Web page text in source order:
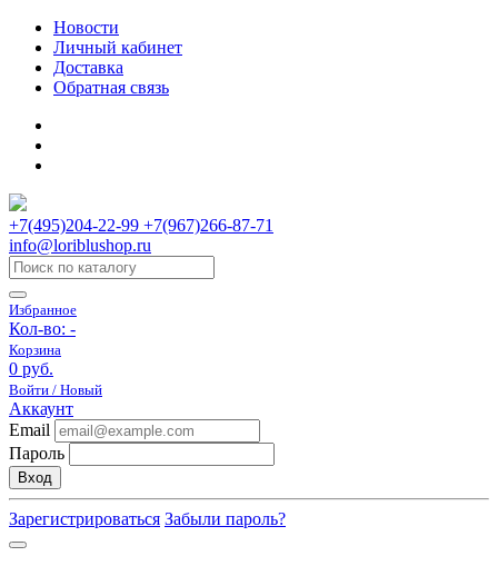
Новости
Личный кабинет
Доставка
Обратная связь
+7(495)204-22-99 +7(967)266-87-71
info@loriblushop.ru
Избранное
Кол-во: -
Корзина
0 руб.
Войти / Новый
Аккаунт
Email
Пароль
Вход
Зарегистрироваться Забыли пароль?